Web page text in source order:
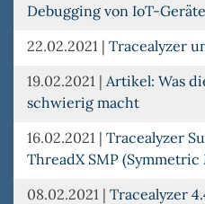
Debugging von IoT-
22.02.2021 | Tracealyzer
19.02.2021 | Artikel: Was
schwierig macht
16.02.2021 | Tracealyzer
ThreadX SMP
08.02.2021 | Tracealyzer